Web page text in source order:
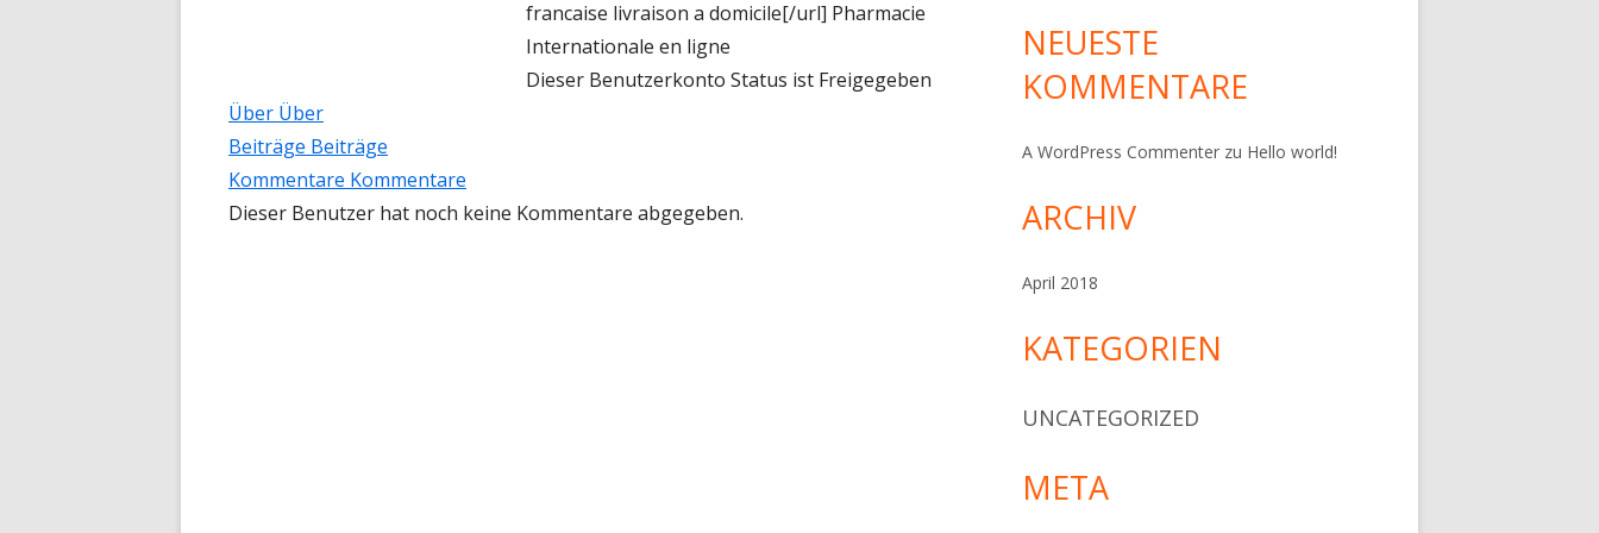
francaise livraison a domicile[/url] Pharmacie
Internationale en ligne
Dieser Benutzerkonto Status ist Freigegeben
Über Über
Beiträge Beiträge
Kommentare Kommentare
Dieser Benutzer hat noch keine Kommentare abgegeben.
NEUESTE
KOMMENTARE
A WordPress Commenter zu Hello world!
ARCHIV
April 2018
KATEGORIEN
UNCATEGORIZED
META